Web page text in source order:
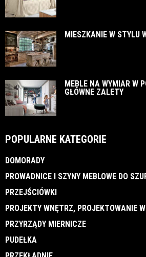
MIESZKANIE W STYLU
MEBLE NA WYMIAR W
GŁÓWNE ZALETY
POPULARNE KATEGORIE
DOMORADY
PROWADNICE I SZYNY MEBLOWE DO
PRZEJŚCIÓWKI
PROJEKTY WNĘTRZ, PROJEKTOWANIE
PRZYRZĄDY MIERNICZE
PUDEŁKA